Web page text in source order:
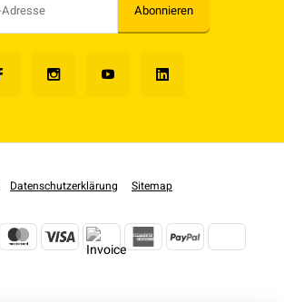
Abonnieren
Datenschutzerklärung Sitemap